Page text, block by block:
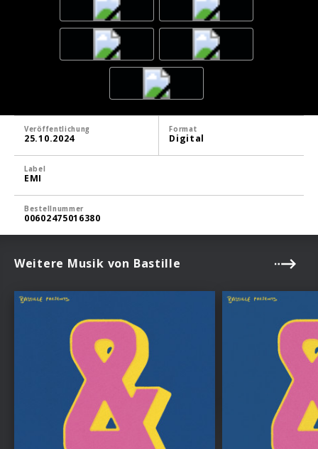
Veröffentlichung
25.10.2024
Format
Digital
Label
EMI
Bestellnummer
00602475016380
Weitere Musik von Bastille